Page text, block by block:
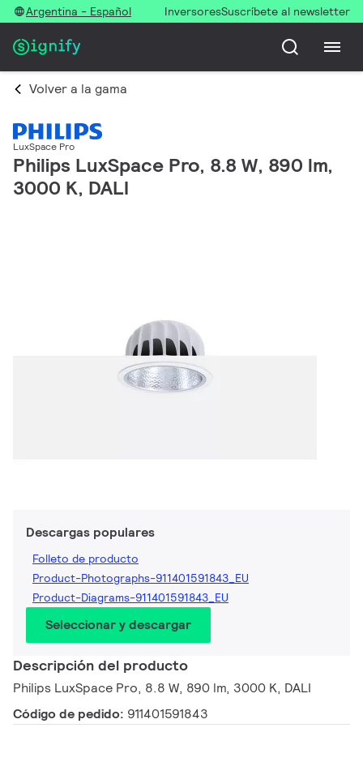
Argentina - Español InversoresSuscríbete al newsletter
Volver a la gama
LuxSpace Pro
Philips LuxSpace Pro, 8.8 W, 890 lm,
3000 K, DALI
Descargas populares
Folleto de producto
Product-Photographs-911401591843_EU
Product-Diagrams-911401591843_EU
Seleccionar y descargar
Descripción del producto
Philips LuxSpace Pro, 8.8 W, 890 lm, 3000 K, DALI
Código de pedido: 911401591843